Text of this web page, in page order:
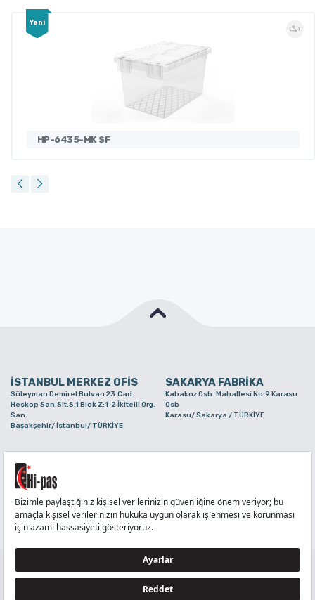
Yeni
HP-6435-MK SF
İSTANBUL MERKEZ OFİS SAKARYA FABRİKA
Süleyman Demirel Bulvarı 23.Cad.
Heskop San.Sit.S.1 Blok Z:1-2 İkitelli Org.
San.
Başakşehir/ İstanbul/ TÜRKİYE
Kabakoz Osb. Mahallesi No:9 Karasu
Osb
Karasu/ Sakarya / TÜRKİYE
Alaaddinbey Mah. Ayfatma Cad. No.11 A/C
Sam.3 Plaza B Blok Nilüfer/ Bursa/
TÜRKİYE
TELEFON
TÜM HAKLARI Hİ-PAŞ PLASTİK EŞYA TİC. VE SAN. LTD. ŞTİ..’E AİTTİR
Tedarikçi ve İş Ortakları Aydınlatma Metni - Ziyaretçi Aydınlatma Metni - Veri Sahibi Başvuru